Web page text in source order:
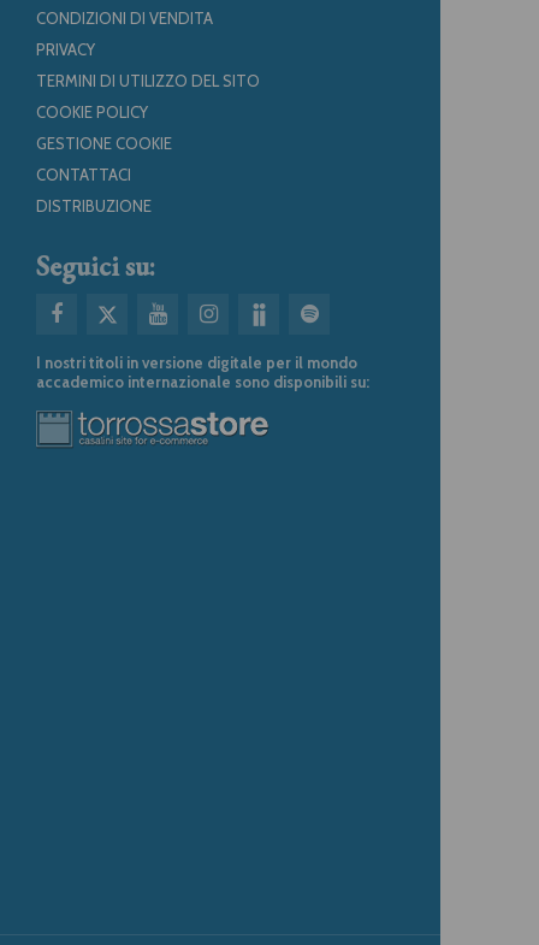
CONDIZIONI DI VENDITA
PRIVACY
TERMINI DI UTILIZZO DEL SITO
COOKIE POLICY
GESTIONE COOKIE
CONTATTACI
DISTRIBUZIONE
Seguici su:
I nostri titoli in versione digitale per il mondo
accademico internazionale sono disponibili su: